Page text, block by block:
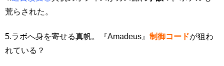
荒らされた。
5.ラボへ身を寄せる真帆。『Amadeus』 制御コードが狙わ
れている？